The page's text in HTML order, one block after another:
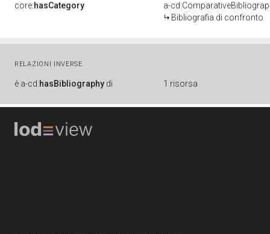
core:hasCategory
a-
Bibliografia di confronto
RELAZIONI INVERSE
è a-cd:hasBibliography di 1 risorsa